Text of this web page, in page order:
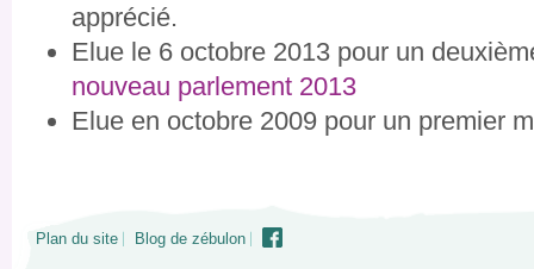
apprécié.
Elue le 6 octobre 2013 pour un
nouveau parlement 2013
Elue en octobre 2009 pour un premier
Plan du site Blog de zébulon